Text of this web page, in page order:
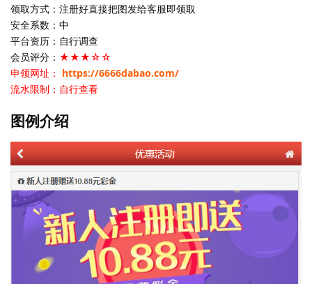
领取方式：注册好直接把图发给客服即领取
安全系数：中
平台资历：自行调查
会员评分： ★★★☆☆
申领网址： https://6666dabao.com/
流水限制：自行查看
图例介绍